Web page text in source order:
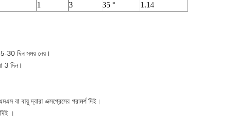
1 3 35 ° 1.14
30 দিন সময় নেয়।
3 দিন।
বা বায়ু দ্বারা এক্সপ্রেসের পরামর্শ দিই।
।